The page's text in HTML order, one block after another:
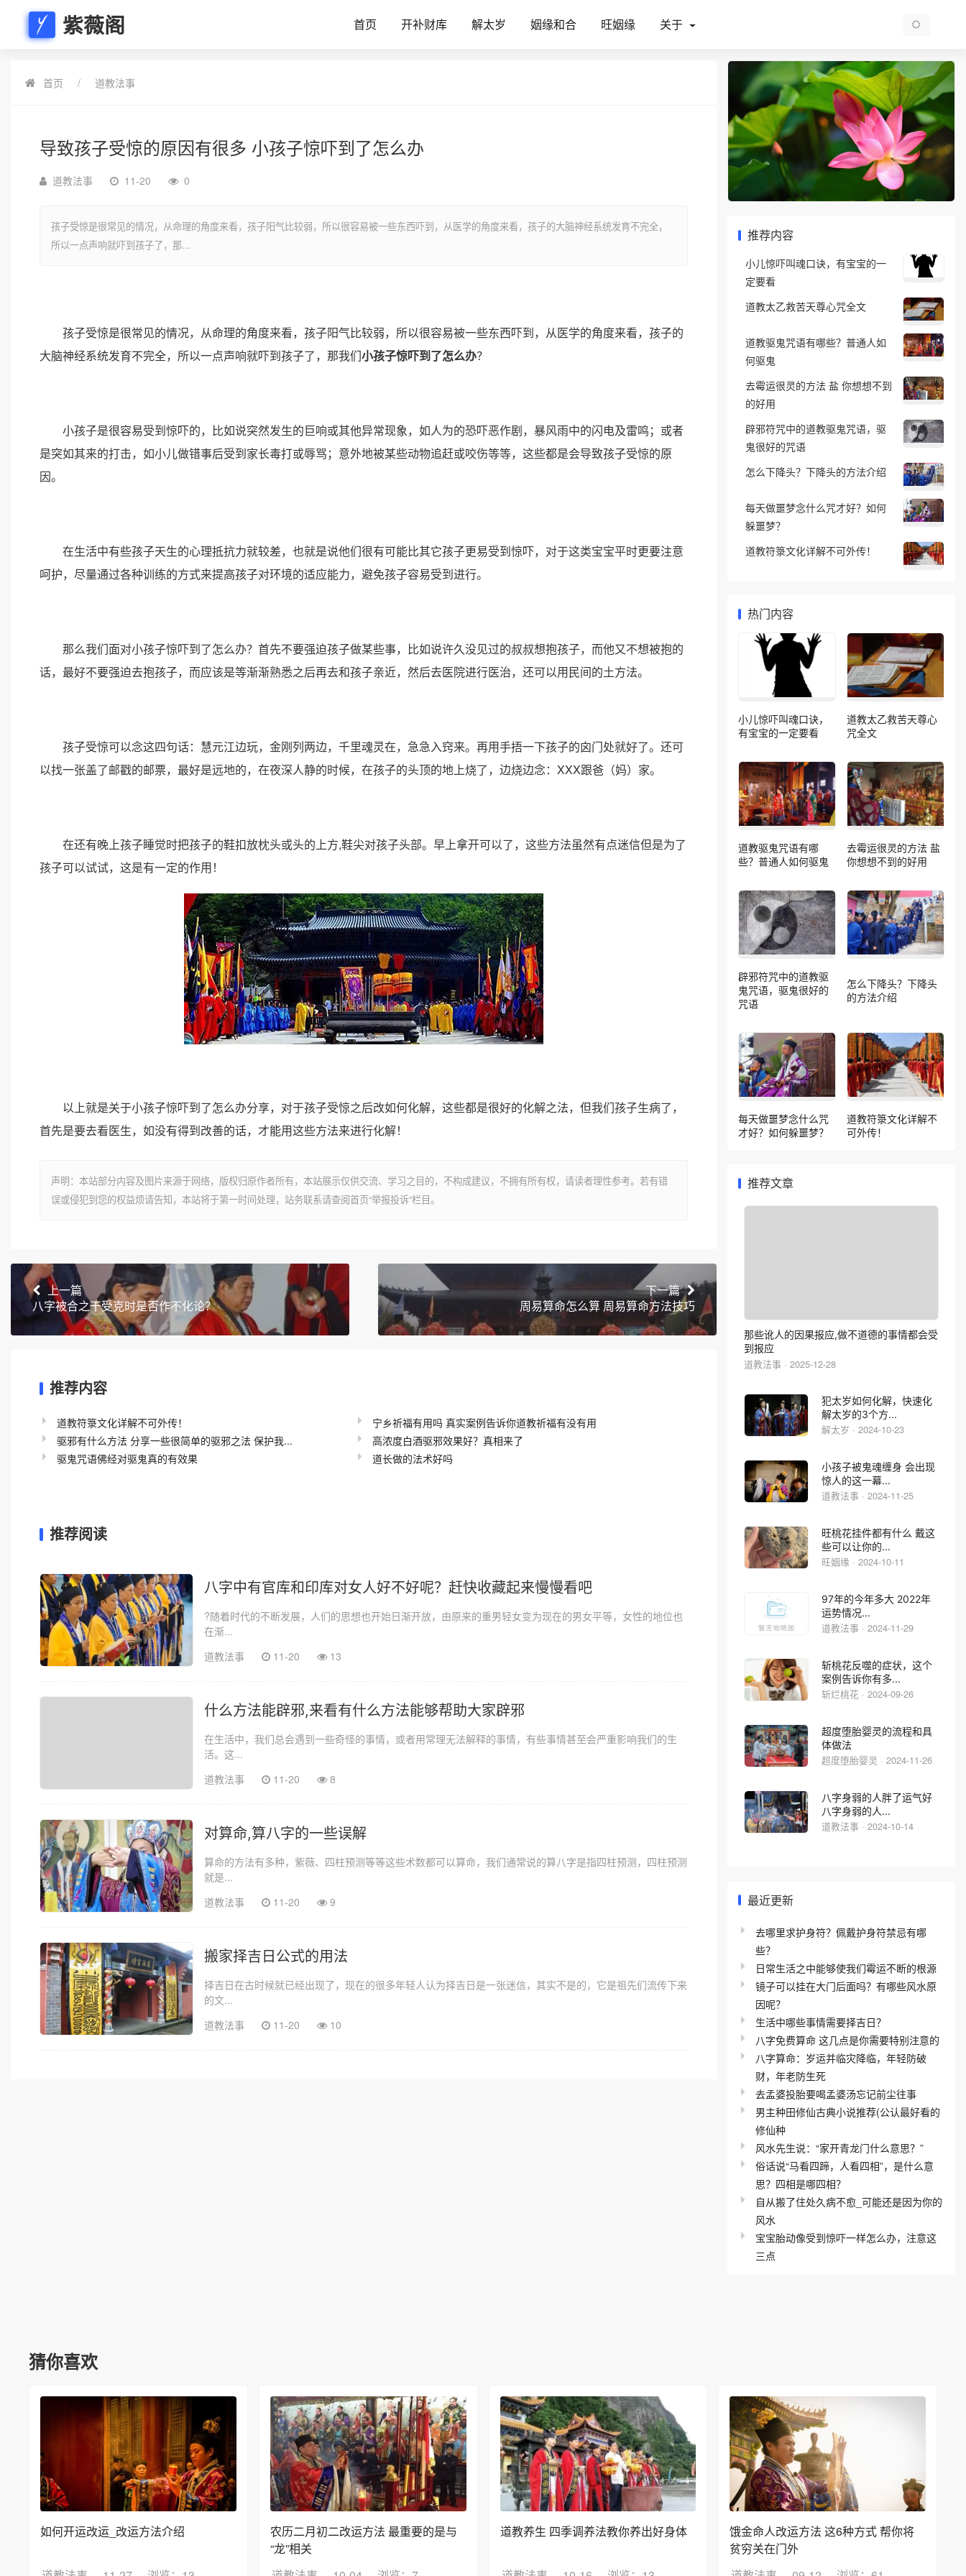
紫薇阁 首页 开补财库 解太岁 姻缘和合 旺姻缘 关于
首页 道教法事
导致孩子受惊的原因有很多 小孩子惊吓到了怎么办
道教法事 11-20 0
孩子受惊是很常见的情况，从命理的角度来看，孩子阳气比较弱，所以很容易被一些东西吓到，从医学的角度来看，孩子的大脑神经系统发育不完全，
所以一点声响就吓到孩子了，那...
孩子受惊是很常见的情况，从命理的角度来看，孩子阳气比较弱，所以很容易被一些东西吓到，从医学的角度来看，孩子的
大脑神经系统发育不完全，所以一点声响就吓到孩子了，那我们小孩子惊吓到了怎么办？
小孩子是很容易受到惊吓的，比如说突然发生的巨响或其他异常现象，如人为的恐吓恶作剧，暴风雨中的闪电及雷鸣；或者
是突如其来的打击，如小儿做错事后受到家长毒打或辱骂；意外地被某些动物追赶或咬伤等等，这些都是会导致孩子受惊的原
因。
在生活中有些孩子天生的心理抵抗力就较差，也就是说他们很有可能比其它孩子更易受到惊吓，对于这类宝宝平时更要注意
呵护，尽量通过各种训练的方式来提高孩子对环境的适应能力，避免孩子容易受到进行。
那么我们面对小孩子惊吓到了怎么办？首先不要强迫孩子做某些事，比如说许久没见过的叔叔想抱孩子，而他又不想被抱的
话，最好不要强迫去抱孩子，而应该是等渐渐熟悉之后再去和孩子亲近，然后去医院进行医治，还可以用民间的土方法。
孩子受惊可以念这四句话：慧元江边玩，金刚列两边，千里魂灵在，急急入窍来。再用手捂一下孩子的囟门处就好了。还可
以找一张盖了邮戳的邮票，最好是远地的，在夜深人静的时候，在孩子的头顶的地上烧了，边烧边念：XXX跟爸（妈）家。
在还有晚上孩子睡觉时把孩子的鞋扣放枕头或头的上方,鞋尖对孩子头部。早上拿开可以了，这些方法虽然有点迷信但是为了
孩子可以试试，这是有一定的作用！
以上就是关于小孩子惊吓到了怎么办分享，对于孩子受惊之后改如何化解，这些都是很好的化解之法，但我们孩子生病了，
首先是要去看医生，如没有得到改善的话，才能用这些方法来进行化解！
声明：本站部分内容及图片来源于网络，版权归原作者所有，本站展示仅供交流、学习之目的，不构成建议，不拥有所有权，请读者理性参考。若有错
误或侵犯到您的权益烦请告知，本站将于第一时间处理，站务联系请查阅首页“举报投诉”栏目。
上一篇
八字被合之干受克时是否作不化论？
下一篇
周易算命怎么算 周易算命方法技巧
推荐内容
道教符箓文化详解不可外传！
宁乡祈福有用吗 真实案例告诉你道教祈福有没有用
驱邪有什么方法 分享一些很简单的驱邪之法 保护我...
高浓度白酒驱邪效果好？真相来了
驱鬼咒语佛经对驱鬼真的有效果
道长做的法术好吗
推荐阅读
八字中有官库和印库对女人好不好呢？赶快收藏起来慢慢看吧
?随着时代的不断发展，人们的思想也开始日渐开放，由原来的重男轻女变为现在的男女平等，女性的地位也
在渐...
道教法事
11-20 13
什么方法能辟邪,来看有什么方法能够帮助大家辟邪
在生活中，我们总会遇到一些奇怪的事情，或者用常理无法解释的事情，有些事情甚至会严重影响我们的生
活。这...
道教法事
11-20 8
对算命,算八字的一些误解
算命的方法有多种，紫薇、四柱预测等等这些术数都可以算命，我们通常说的算八字是指四柱预测，四柱预测
就是...
道教法事
11-20 9
搬家择吉日公式的用法
择吉日在古时候就已经出现了，现在的很多年轻人认为择吉日是一张迷信，其实不是的，它是祖先们流传下来
的文...
道教法事
11-20 10
推荐内容
小儿惊吓叫魂口诀，有宝宝的一
定要看
道教太乙救苦天尊心咒全文
道教驱鬼咒语有哪些？普通人如
何驱鬼
去霉运很灵的方法 盐 你想想不到
的好用
辟邪符咒中的道教驱鬼咒语，驱
鬼很好的咒语
怎么下降头？下降头的方法介绍
每天做噩梦念什么咒才好？如何
躲噩梦？
道教符箓文化详解不可外传！
热门内容
小儿惊吓叫魂口诀，
有宝宝的一定要看
道教太乙救苦天尊心
咒全文
道教驱鬼咒语有哪
些？普通人如何驱鬼
去霉运很灵的方法 盐
你想想不到的好用
辟邪符咒中的道教驱
鬼咒语，驱鬼很好的
咒语
怎么下降头？下降头
的方法介绍
每天做噩梦念什么咒
才好？如何躲噩梦？
道教符箓文化详解不
可外传！
推荐文章
那些讹人的因果报应,做不道德的事情都会受
到报应
道教法事 · 2025-12-28
犯太岁如何化解，快速化
解太岁的3个方...
解太岁 · 2024-10-23
小孩子被鬼魂缠身 会出现
惊人的这一幕...
道教法事 · 2024-11-25
旺桃花挂件都有什么 戴这
些可以让你的...
旺姻缘 · 2024-10-11
97年的今年多大 2022年
运势情况...
道教法事 · 2024-11-29
斩桃花反噬的症状，这个
案例告诉你有多...
斩烂桃花 · 2024-09-26
超度堕胎婴灵的流程和具
体做法
超度堕胎婴灵 · 2024-11-26
八字身弱的人胖了运气好
八字身弱的人...
道教法事 · 2024-10-14
最近更新
去哪里求护身符？佩戴护身符禁忌有哪
些？
日常生活之中能够使我们霉运不断的根源
镜子可以挂在大门后面吗？有哪些风水原
因呢？
生活中哪些事情需要择吉日？
八字免费算命 这几点是你需要特别注意的
八字算命：岁运并临灾降临，年轻防破
财，年老防生死
去孟婆投胎要喝孟婆汤忘记前尘往事
男主种田修仙古典小说推荐(公认最好看的
修仙种
风水先生说：“家开青龙门什么意思？”
俗话说“马看四蹄，人看四相”，是什么意
思？四相是哪四相？
自从搬了住处久病不愈_可能还是因为你的
风水
宝宝胎动像受到惊吓一样怎么办，注意这
三点
猜你喜欢
如何开运改运_改运方法介绍
农历二月初二改运方法 最重要的是与
“龙”相关
道教养生 四季调养法教你养出好身体
饿金命人改运方法 这6种方式 帮你将
贫穷关在门外